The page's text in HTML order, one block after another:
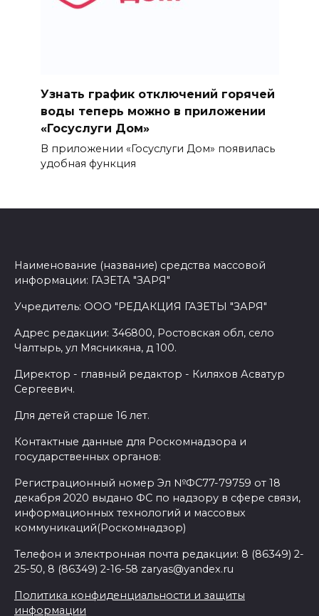
Узнать график отключений горячей
воды теперь можно в приложении
«Госуслуги Дом»
В приложении «Госуслуги Дом» появилась
удобная функция
Наименование (название) средства массовой
информации: ГАЗЕТА "ЗАРЯ"
Учредитель: ООО "РЕДАКЦИЯ ГАЗЕТЫ "ЗАРЯ"
Адрес редакции: 346800, Ростовская обл, село
Чалтырь, ул Мясникяна, д 100.
Директор - главный редактор - Киляхов Асватур
Сергеевич.
Для детей старше 16 лет.
Контактные данные для Роскомнадзора и
государственных органов:
Регистрационный номер Эл №ФС77-79759 от 18
декабря 2020 выдано ФС по надзору в сфере связи,
информационных технологий и массовых
коммуникаций(Роскомнадзор)
Телефон и электронная почта редакции: 8 (86349) 2-
25-50, 8 (86349) 2-16-58 zaryas@yandex.ru
Политика конфиденциальности и защиты
информации